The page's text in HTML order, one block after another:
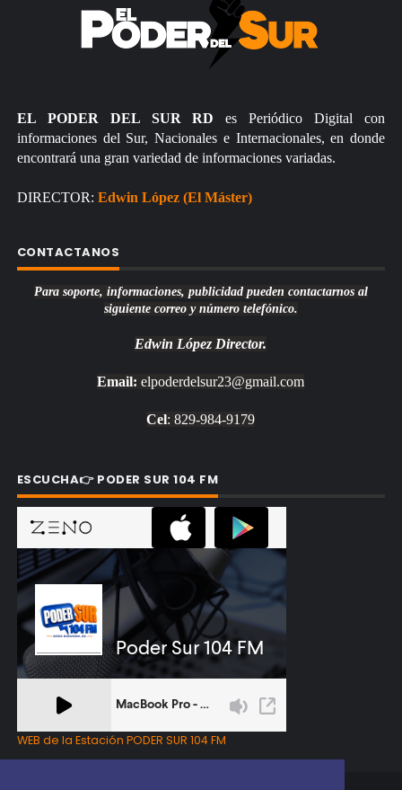
EL PODER DEL SUR RD es Periódico Digital con
informaciones del Sur, Nacionales e Internacionales, en donde
encontrará una gran variedad de informaciones variadas.
DIRECTOR: Edwin López (El Máster)
CONTACTANOS
Para soporte, informaciones, publicidad pueden contactarnos al
siguiente correo y número telefónico.
Edwin López Director.
Email: elpoderdelsur23@gmail.com
Cel: 829-984-9179
ESCUCHA👉 PODER SUR 104 FM
WEB de la Estación PODER SUR 104 FM